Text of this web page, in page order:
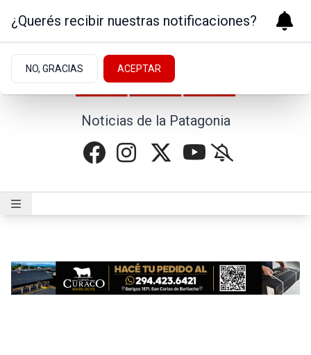
Noticias de la Patagonia
¿Querés recibir nuestras notificaciones?
NO, GRACIAS ACEPTAR